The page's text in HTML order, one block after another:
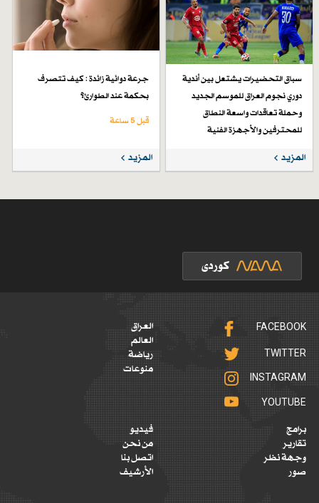
سباق التحضيرات يشتعل بين أندية
دوري نجوم العراق للموسم الجديد
وحملة تعاقدات واسعة النطاق
للمحترفين والأجهزة الفنية
قبل 4 أيام
المزيد
جرعة دوائية زائدة : كيف تتصرف
بحكمة عند الطوارئ؟
قبل 5 ساعة
المزيد
FACEBOOK
TWITTER
INSTAGRAM
YOUTUBE
العراق
العالم
رياضة
منوعات
برامج
تقارير
وجهة نظر
صور
فيديو
من نحن
اتصل بنا
الأرشيف